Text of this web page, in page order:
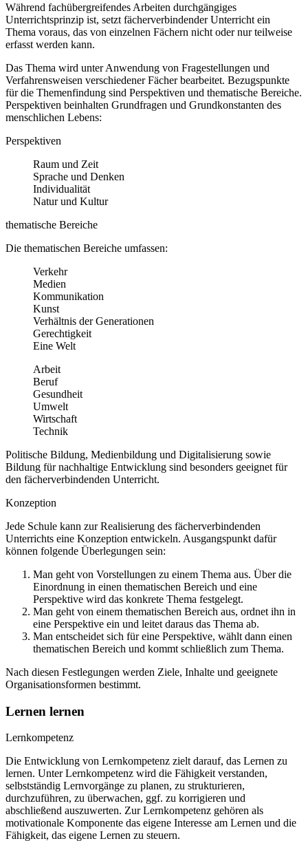
Während fachübergreifendes Arbeiten durchgängiges
Unterrichtsprinzip ist, setzt fächerverbindender Unterricht ein
Thema voraus, das von einzelnen Fächern nicht oder nur teilweise
erfasst werden kann.
Das Thema wird unter Anwendung von Fragestellungen und
Verfahrensweisen verschiedener Fächer bearbeitet. Bezugspunkte
für die Themenfindung sind Perspektiven und thematische Bereiche.
Perspektiven beinhalten Grundfragen und Grundkonstanten des
menschlichen Lebens:
Perspektiven
Raum und Zeit
Sprache und Denken
Individualität
Natur und Kultur
thematische Bereiche
Die thematischen Bereiche umfassen:
Verkehr
Medien
Kommunikation
Kunst
Verhältnis der Generationen
Gerechtigkeit
Eine Welt
Arbeit
Beruf
Gesundheit
Umwelt
Wirtschaft
Technik
Politische Bildung, Medienbildung und Digitalisierung sowie
Bildung für nachhaltige Entwicklung sind besonders geeignet für
den fächerverbindenden Unterricht.
Konzeption
Jede Schule kann zur Realisierung des fächerverbindenden
Unterrichts eine Konzeption entwickeln. Ausgangspunkt dafür
können folgende Überlegungen sein:
Man geht von Vorstellungen zu einem Thema aus. Über die
Einordnung in einen thematischen Bereich und eine
Perspektive wird das konkrete Thema festgelegt.
Man geht von einem thematischen Bereich aus, ordnet ihn in
eine Perspektive ein und leitet daraus das Thema ab.
Man entscheidet sich für eine Perspektive, wählt dann einen
thematischen Bereich und kommt schließlich zum Thema.
Nach diesen Festlegungen werden Ziele, Inhalte und geeignete
Organisationsformen bestimmt.
Lernen lernen
Lernkompetenz
Die Entwicklung von Lernkompetenz zielt darauf, das Lernen zu
lernen. Unter Lernkompetenz wird die Fähigkeit verstanden,
selbstständig Lernvorgänge zu planen, zu strukturieren,
durchzuführen, zu überwachen, ggf. zu korrigieren und
abschließend auszuwerten. Zur Lernkompetenz gehören als
motivationale Komponente das eigene Interesse am Lernen und die
Fähigkeit, das eigene Lernen zu steuern.